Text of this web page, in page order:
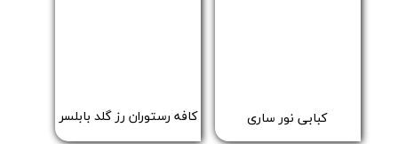
​کبابی نور ساری ​کافه رستوران رز گلد بابلسر